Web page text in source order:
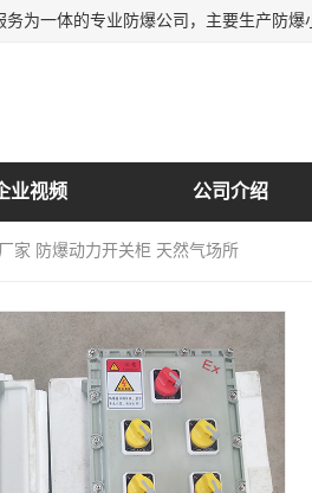
业视频 公司介绍
家 防爆动力开关柜 天然气场所